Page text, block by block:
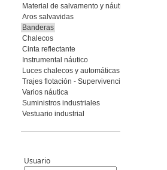
Material de salvamento y náutica
Aros salvavidas
Banderas
Chalecos
Cinta reflectante
Instrumental náutico
Luces chalecos y automáticas
Trajes flotación - Supervivencia
Varios náutica
Suministros industriales
Vestuario industrial
Usuario